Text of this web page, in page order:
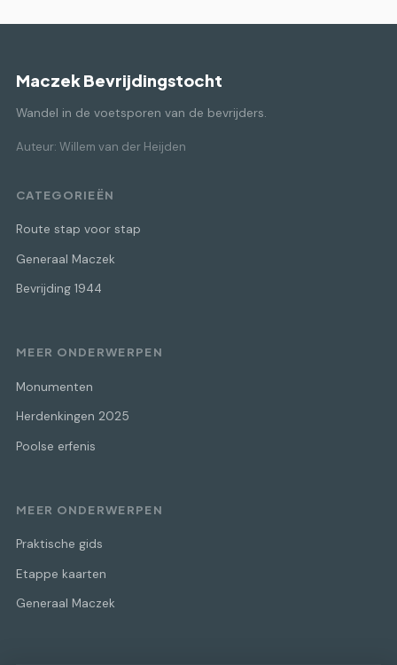
Maczek Bevrijdingstocht
Wandel in de voetsporen van de bevrijders.
Auteur: Willem van der Heijden
CATEGORIEËN
Route stap voor stap
Generaal Maczek
Bevrijding 1944
MEER ONDERWERPEN
Monumenten
Herdenkingen 2025
Poolse erfenis
MEER ONDERWERPEN
Praktische gids
Etappe kaarten
Generaal Maczek